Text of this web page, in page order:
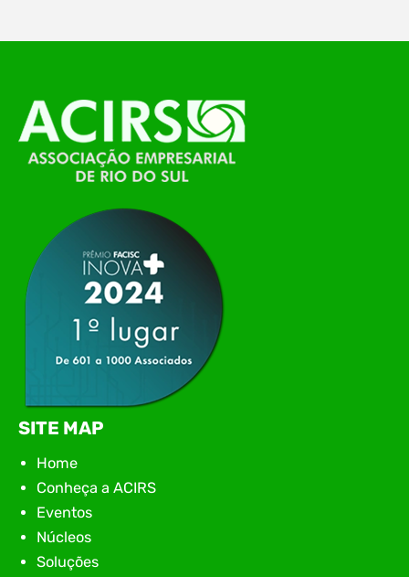
O Polo ACATE-ACIRS, por meio do NIAVI – Núcleo
de Tecnologia da Informação do Alto Vale do
Itajaí, realizou, no dia 21 de julho, o evento
Conexão Tech NIAVI, reunindo empresas de
tecnologia da região para uma noite de
apresentação de novas iniciativas para o setor. O
encontro aconteceu em Rio…
SITE MAP
Home
Conheça a ACIRS
Eventos
Núcleos
Soluções